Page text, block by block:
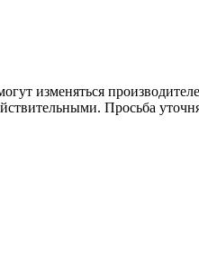
изменяться
Просьба